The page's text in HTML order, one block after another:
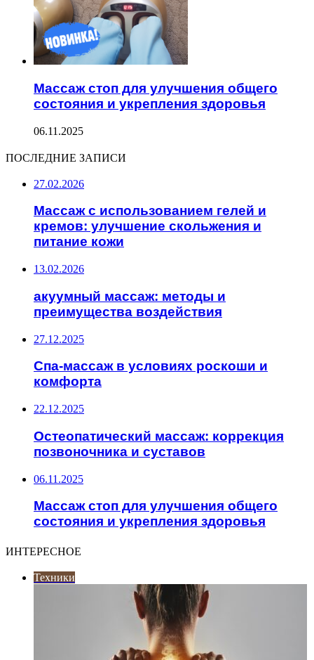
Массаж стоп для улучшения общего
состояния и укрепления здоровья
06.11.2025
ПОСЛЕДНИЕ ЗАПИСИ
27.02.2026
Массаж с использованием гелей и
кремов: улучшение скольжения и
питание кожи
13.02.2026
акуумный массаж: методы и
преимущества воздействия
27.12.2025
Спа-массаж в условиях роскоши и
комфорта
22.12.2025
Остеопатический массаж: коррекция
позвоночника и суставов
06.11.2025
Массаж стоп для улучшения общего
состояния и укрепления здоровья
ИНТЕРЕСНОЕ
Техники